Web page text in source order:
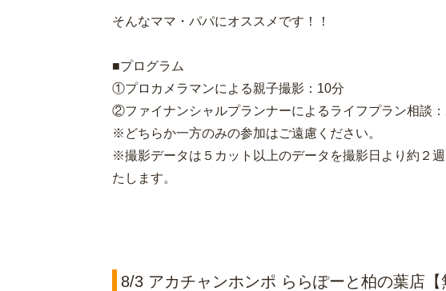
そんなママ・パパにオススメです！！
■プログラム
①プロカメラマンによる親子撮影：10分
②ファイナンシャルプランナーによるライフプラン相談
※どちらか一方のみの参加はご遠慮ください。
※撮影データは５カット以上のデータを撮影日より約２
たします。
8/3 アカチャンホンポ ららぽーと柏の葉店